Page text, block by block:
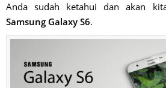
Anda sudah ketahui dan akan
Samsung Galaxy S6.